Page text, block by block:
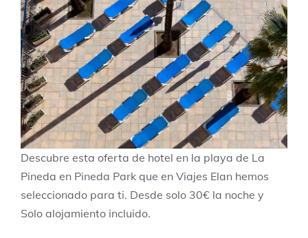
Descubre esta oferta de hotel en la playa de La
Pineda en Pineda Park que en Viajes Elan hemos
seleccionado para ti. Desde solo 30€ la noche y
Solo alojamiento incluido.